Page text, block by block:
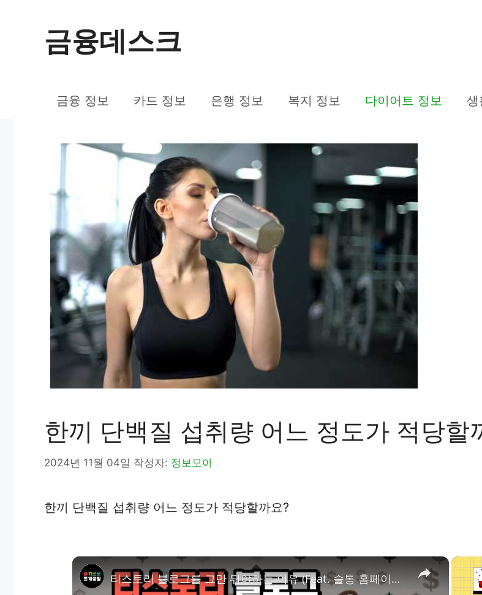
금융데스크
금융 정보 카드 정보 은행 정보 복지 정보 다이어트 정보 생
한끼 단백질 섭취량 어느 정도가 적당할
2024년 11월 04일 작성자: 정보모아
한끼 단백질 섭취량 어느 정도가 적당할까요?
×
티스토리 블로그를 그만 둬야하는 이유 (Feat. 슬통 홈페이지 새로 만들었습니다.)